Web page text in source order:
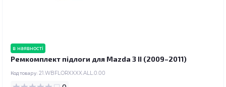
в наявності
Ремкомплект підлоги для Mazda 3 II (2009–2011)
Код товару: 21.WBFLORXXXX.ALL.0.00